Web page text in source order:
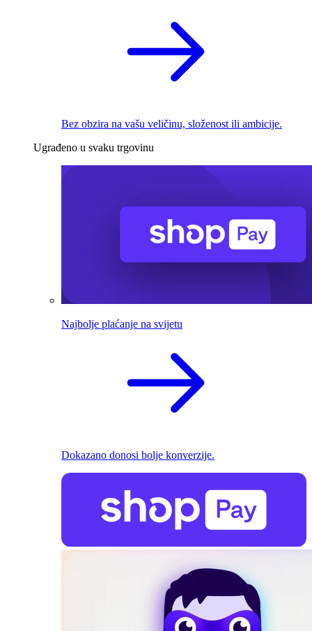
Bez obzira na vašu veličinu, složenost ili ambicije.
Ugrađeno u svaku trgovinu
Najbolje plaćanje na svijetu
Dokazano donosi bolje konverzije.